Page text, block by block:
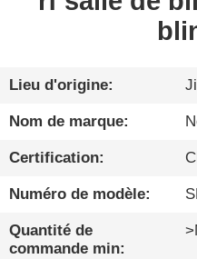
CARBONE
PRODUITS
À
PROPOS
Lieu d'origine:
Nom de marque:
Certification:
Numéro de modèle:
Quantité de
commande min: